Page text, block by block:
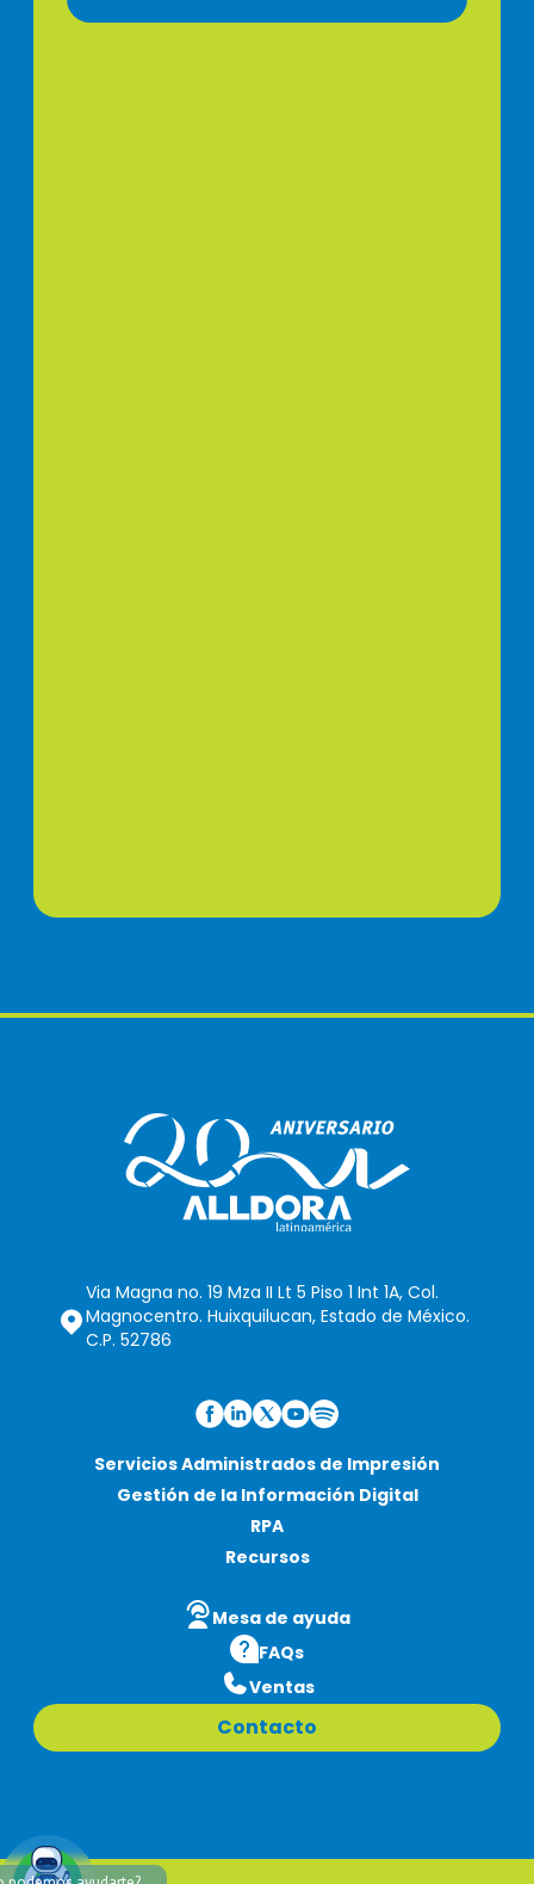
Via Magna no. 19 Mza II Lt 5 Piso 1 Int 1A, Col.
Magnocentro. Huixquilucan, Estado de México.
C.P. 52786
Servicios Administrados de Impresión
Gestión de la Información Digital
RPA
Recursos
Mesa de ayuda
FAQs
Ventas
Contacto